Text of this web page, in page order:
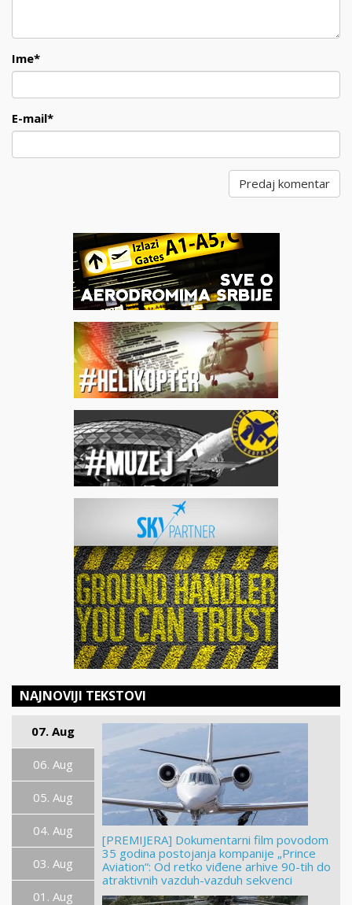
Ime*
E-mail*
NAJNOVIJI TEKSTOVI
07. Aug
06. Aug
05. Aug
04. Aug
03. Aug
01. Aug
[PREMIJERA] Dokumentarni film povodom
35 godina postojanja kompanije „Prince
Aviation“: Od retko viđene arhive 90-tih do
atraktivnih vazduh-vazduh sekvenci